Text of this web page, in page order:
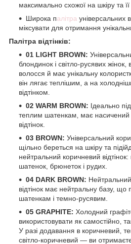
максимально схожої на шкіру та
Широка палітра універсальних
міксувати для отримання
Палітра відтінків:
01 LIGHT BROWN:
блондинок і світло-русявих
волосся й має унікальну
він лягає теплішим, а на
відтінком.
02 WARM BROWN: Ідеально
теплим шатенкам, має насичений
відтінок.
03 BROWN: Універсальний
щільно береться на шкіру та
нейтральний коричневий
шатенок, брюнеток і рудих.
04 DARK BROWN:
відтінок має нейтральну базу, що
шатенкам і темно-русявим.
05 GRAPHITE: Холодний
використовувати як самостійно,
У разі додавання в коричневий,
світло-коричневий — ви отримаєте